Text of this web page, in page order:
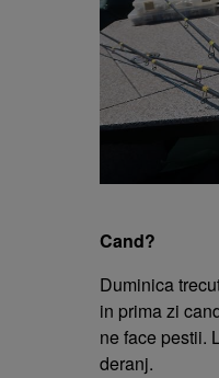
Cand?
Duminica
in prima zi
ne face pestii.
deranj.